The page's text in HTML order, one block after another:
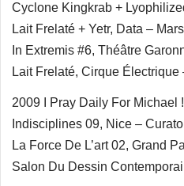
Cyclone Kingkrab +
Lait Frelaté + Yetr, Data –
In Extremis #6, Théâtre
Lait Frelaté, Cirque Électrique
2009 I Pray Daily For Michael
Indisciplines 09, Nice –
La Force De L’art 02, Grand
Salon Du Dessin